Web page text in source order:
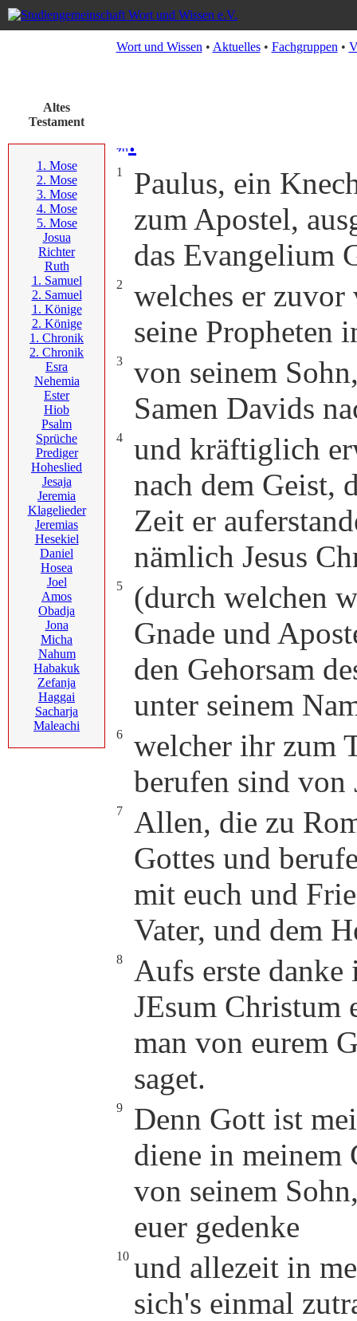
Wort und Wissen • Aktuelles• Fachgruppen •
Altes
Testament
1. Mose
2. Mose
3. Mose
4. Mose
5. Mose
Josua
Richter
Ruth
1. Samuel
2. Samuel
1. Könige
2. Könige
1. Chronik
2. Chronik
Esra
Nehemia
Ester
Hiob
Psalm
Sprüche
Prediger
Hoheslied
Jesaja
Jeremia
Klagelieder
Jeremias
Hesekiel
Daniel
Hosea
Joel
Amos
Obadja
Jona
Micha
Nahum
Habakuk
Zefanja
Haggai
Sacharja
Maleachi
.
1
Paulus, ein
zum Apostel,
das Evangelium
2
welches er zuvor
seine Propheten
3
von seinem
Samen Davids
4
und kräftiglich
nach dem Geist,
Zeit er
nämlich Jesus
5
(durch welchen
Gnade und
den Gehorsam
unter seinem
6
welcher ihr zum
berufen sind von
7
Allen, die zu
Gottes und
mit euch und
Vater, und dem
8
Aufs erste
JEsum Christum
man von eurem
saget.
9
Denn Gott ist
diene in meinem
von seinem
euer gedenke
10 und allezeit in
sich's einmal